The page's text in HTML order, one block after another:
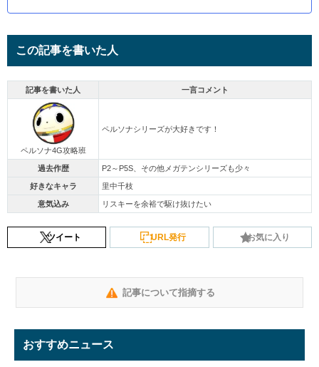
この記事を書いた人
記事を書いた人 一言コメント
ペルソナ4G攻略班
ペルソナシリーズが大好きです！
過去作歴 P2～P5S、その他メガテンシリーズも少々
好きなキャラ 里中千枝
意気込み リスキーを余裕で駆け抜けたい
ツイート URL発行 お気に入り
記事について指摘する
おすすめニュース